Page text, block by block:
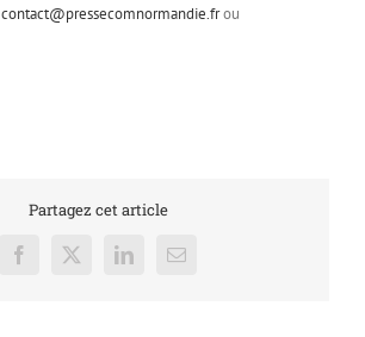
contact@pressecomnormandie.frou
Partagez cet article
Facebook
X LinkedInEmail